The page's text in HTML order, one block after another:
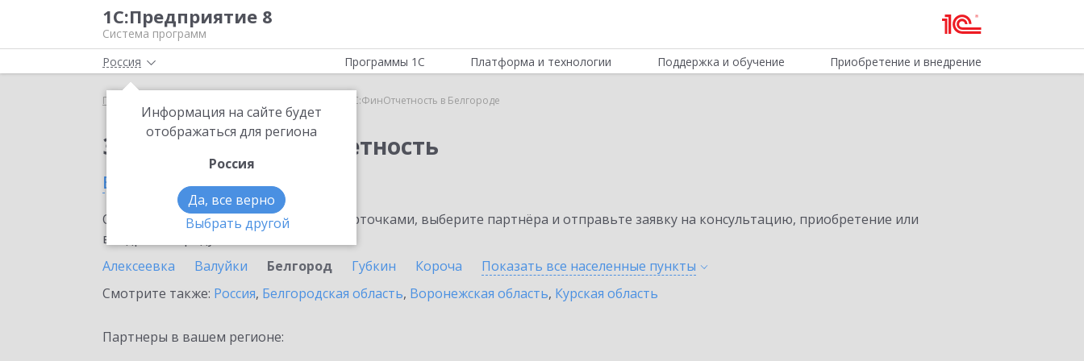
1С:Предприятие 8
Система программ
Россия
Информация на сайте будет
отображаться для региона
Россия
Да, все верно
Выбрать другой
Программы 1С Платформа и технологии Поддержка и обучение Приобретение и внедрение
Главная 1С:ФинОтчетность в Белгороде
Заказать 1С:ФинОтчетность
в Белгороде
Ознакомьтесь с информационными карточками, выберите партнёра и отправьте заявку на консультацию, приобретение или
внедрение продукта.
Алексеевка
Валуйки Белгород Губкин Короча Показать все населенные пункты
Смотрите также: Россия, Белгородская область, Воронежская область, Курская область
Партнеры в вашем регионе: